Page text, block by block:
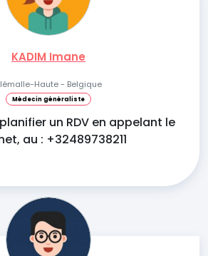
KADIM Imane
Haute - Belgique
Médecin généraliste
un RDV en appelant le
au : +32489738211